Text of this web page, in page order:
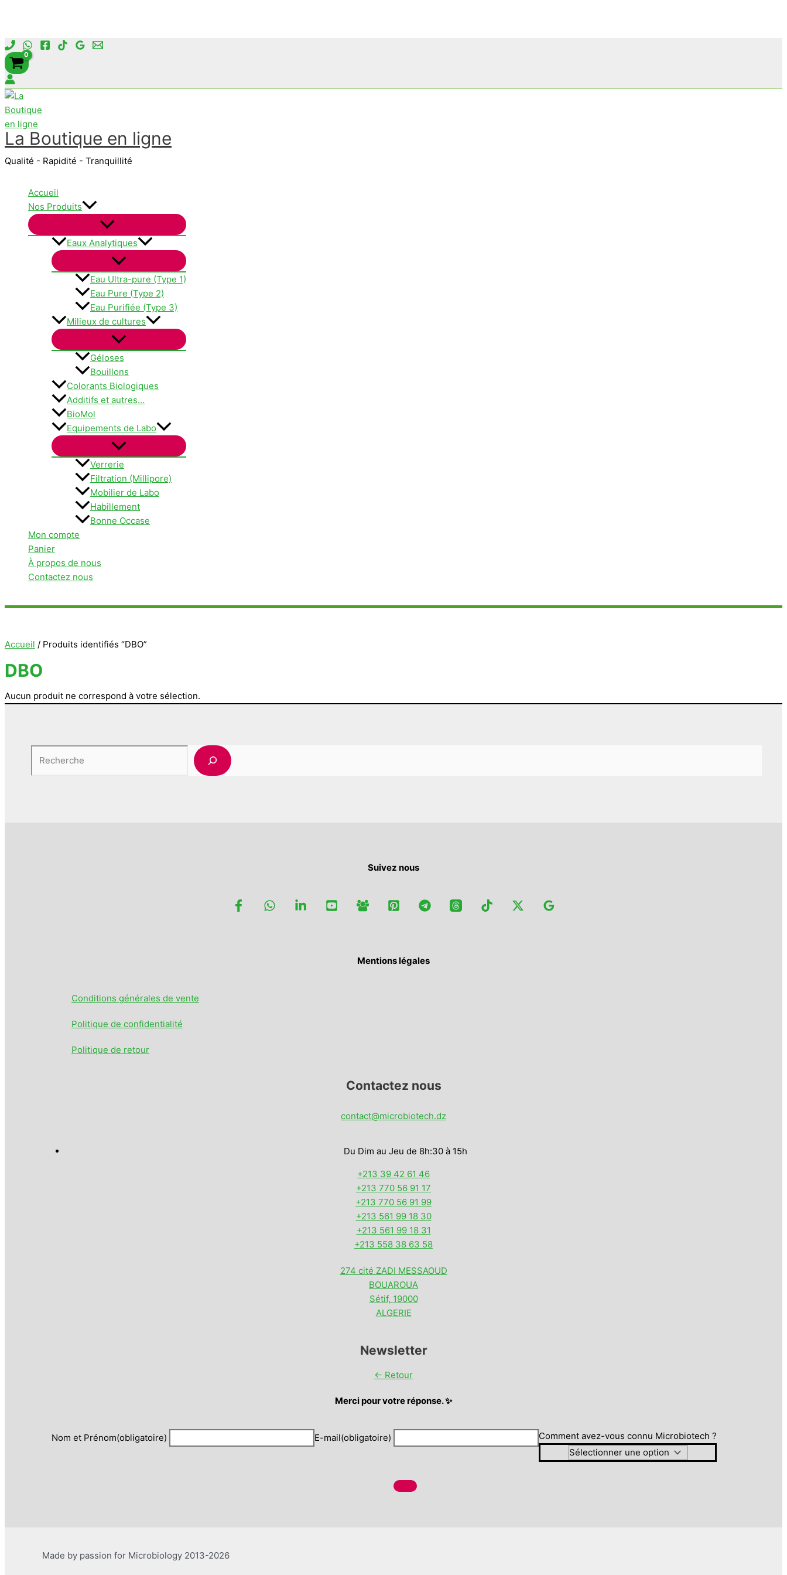
Aller
au
contenu
La Boutique en ligne
Qualité - Rapidité - Tranquillité
Accueil
Nos Produits
Eaux Analytiques
Eau Ultra-pure (Type 1)
Eau Pure (Type 2)
Eau Purifiée (Type 3)
Milieux de cultures
Géloses
Bouillons
Colorants Biologiques
Additifs et autres…
BioMol
Equipements de Labo
Verrerie
Filtration (Millipore)
Mobilier de Labo
Habillement
Bonne Occase
Mon compte
Panier
À propos de nous
Contactez nous
Accueil / Produits identifiés “DBO”
DBO
Aucun produit ne correspond à votre sélection.
Suivez nous
Mentions légales
Conditions générales de vente
Politique de confidentialité
Politique de retour
Contactez nous
contact@microbiotech.dz
Du Dim au Jeu de 8h:30 à 15h
+213 39 42 61 46
+213 770 56 91 17
+213 770 56 91 99
+213 561 99 18 30
+213 561 99 18 31
+213 558 38 63 58
274 cité ZADI MESSAOUD
BOUAROUA
Sétif, 19000
ALGERIE
Newsletter
← Retour
Merci pour votre réponse. ✨
Nom et Prénom(obligatoire) E-mail(obligatoire) Comment avez-vous connu Microbiotech ?
Made by passion for Microbiology 2013-2026